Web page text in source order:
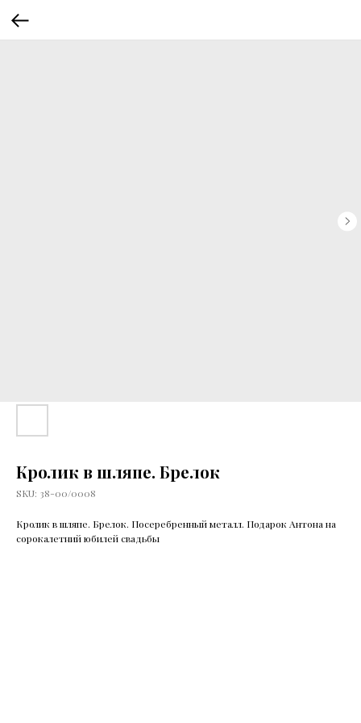
Кролик в шляпе. Брелок
SKU: 38-00/0008
Кролик в шляпе. Брелок. Посеребренный металл. Подарок Антона на
сорокалетний юбилей свадьбы